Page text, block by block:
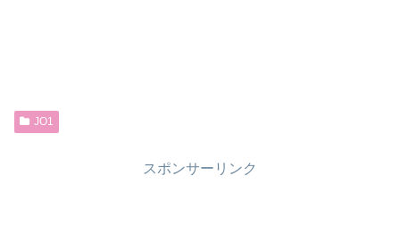
JO1
スポンサーリンク